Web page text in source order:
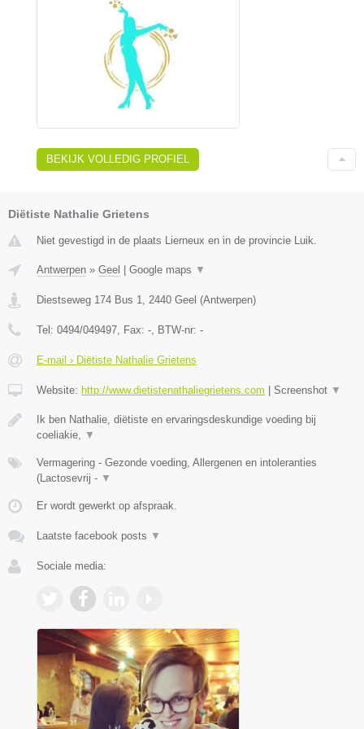
BEKIJK VOLLEDIG PROFIEL
Diëtiste Nathalie Grietens
Niet gevestigd in de plaats Lierneux en in de provincie Luik.
Antwerpen » Geel | Google maps ▼
Diestseweg 174 Bus 1 2440 Geel (Antwerpen)
Tel: 0494/049497 , Fax: - , BTW-nr: -
E-mail › Diëtiste Nathalie Grietens
Website: http://www.dietistenathaliegrietens.com | Screenshot ▼
Ik ben Nathalie, diëtiste en ervaringsdeskundige voeding bij
coeliakie,
▼
Vermagering - Gezonde voeding, Allergenen en intoleranties
(Lactosevrij - ▼
Er wordt gewerkt op afspraak.
Laatste facebook posts ▼
Sociale media: